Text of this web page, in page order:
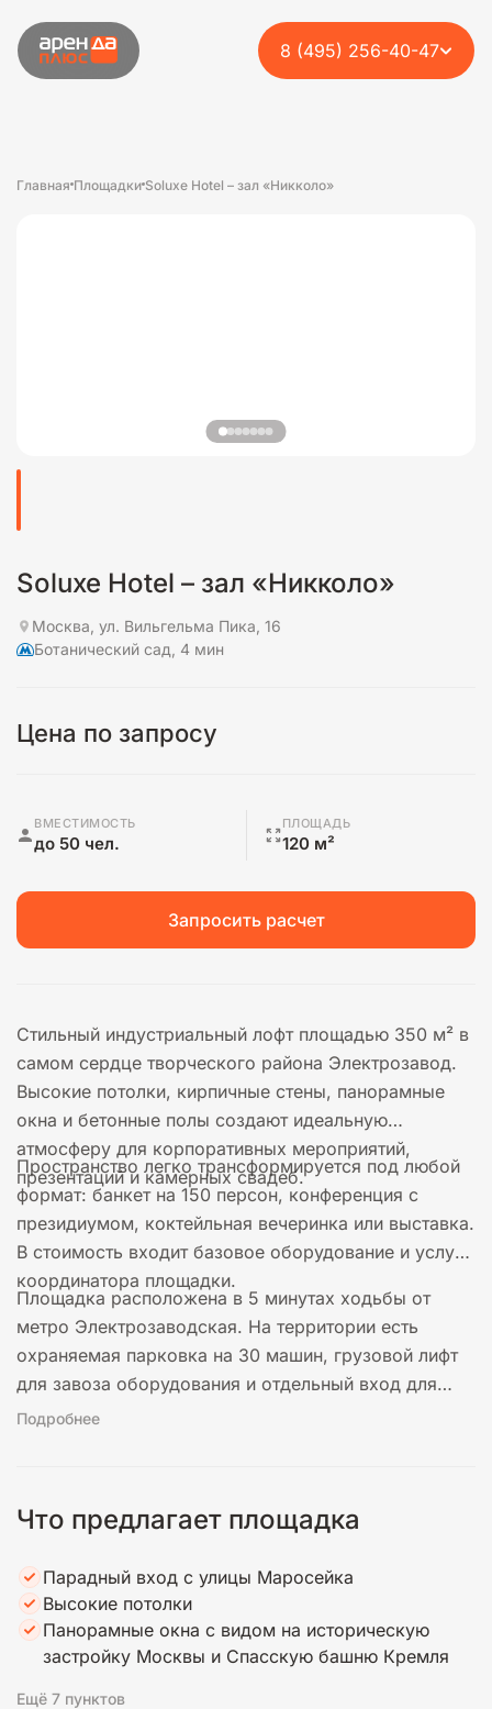
8 (495) 256-40-47
Главная Площадки Soluxe Hotel – зал «Никколо»
Soluxe Hotel – зал «Никколо»
Москва, ул. Вильгельма Пика, 16
Ботанический сад, 4 мин
Цена по запросу
ВМЕСТИМОСТЬ
до 50 чел.
ПЛОЩАДЬ
120 м²
Запросить расчет
Стильный индустриальный лофт площадью 350 м² в
самом сердце творческого района Электрозавод.
Высокие потолки, кирпичные стены, панорамные
окна и бетонные полы создают идеальную
атмосферу для корпоративных мероприятий,
презентаций и камерных свадеб.
Пространство легко трансформируется под любой
формат: банкет на 150 персон, конференция с
президиумом, коктейльная вечеринка или выставка.
В стоимость входит базовое оборудование и услуги
координатора площадки.
Площадка расположена в 5 минутах ходьбы от
метро Электрозаводская. На территории есть
охраняемая парковка на 30 машин, грузовой лифт
для завоза оборудования и отдельный вход для
гостей.
Подробнее
Что предлагает площадка
Парадный вход с улицы Маросейка
Высокие потолки
Панорамные окна с видом на историческую
застройку Москвы и Спасскую башню Кремля
Ещё 7 пунктов